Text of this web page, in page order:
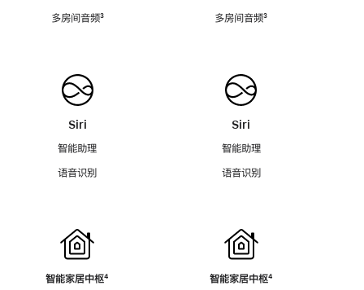
多房间音频脚
³
Siri
智能助理
语音识别
智能家居中枢脚
⁴
多房间音频脚
³
Siri
智能助理
语音识别
智能家居中枢脚
⁴